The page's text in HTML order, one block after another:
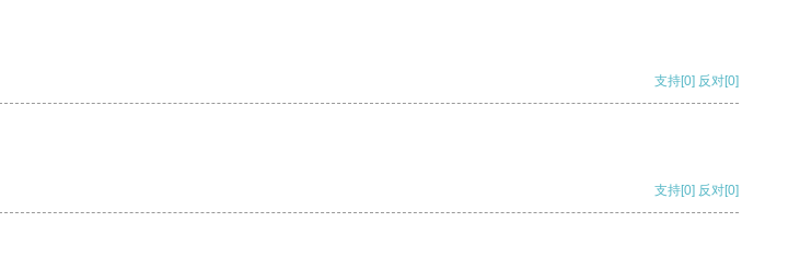
支持[0] 反对[0]
支持[0] 反对[0]